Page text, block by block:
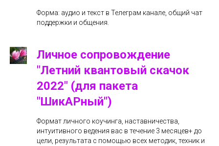
Форма: аудио и текст в Телеграм канале, общий чат
поддержки и общения.
Личное сопровождение
"Летний квантовый скачок
2022" (для пакета
"ШикАРный")
Формат личного коучинга, наставничества,
интуитивного ведения вас в течение 3 месяцев+ до
цели, результата с помощью всех методик, техник и